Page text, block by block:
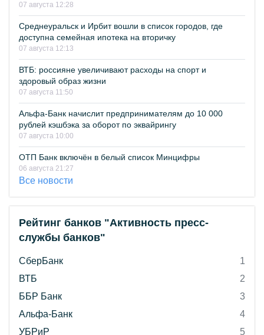
07 августа 12:28
Среднеуральск и Ирбит вошли в список городов, где
доступна семейная ипотека на вторичку
07 августа 12:13
ВТБ: россияне увеличивают расходы на спорт и
здоровый образ жизни
07 августа 11:50
Альфа-Банк начислит предпринимателям до 10 000
рублей кэшбэка за оборот по эквайрингу
07 августа 10:00
ОТП Банк включён в белый список Минцифры
06 августа 21:27
Все новости
Рейтинг банков "Активность пресс-
службы банков"
СберБанк
1
ВТБ
2
ББР Банк
3
Альфа-Банк
4
УБРиР
5